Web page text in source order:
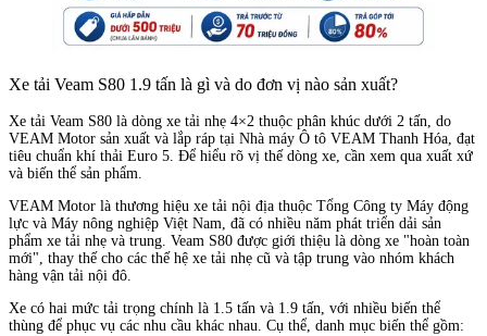
Xe tải Veam S80 1.9 tấn là gì và do đơn vị nào sản xuất?
Xe tải Veam S80 là dòng xe tải nhẹ 4×2 thuộc phân khúc dưới 2 tấn, do
VEAM Motor sản xuất và lắp ráp tại Nhà máy Ô tô VEAM Thanh Hóa, đạt
tiêu chuẩn khí thải Euro 5. Để hiểu rõ vị thế dòng xe, cần xem qua xuất xứ
và biến thể sản phẩm.
VEAM Motor là thương hiệu xe tải nội địa thuộc Tổng Công ty Máy động
lực và Máy nông nghiệp Việt Nam, đã có nhiều năm phát triển dải sản
phẩm xe tải nhẹ và trung. Veam S80 được giới thiệu là dòng xe "hoàn toàn
mới", thay thế cho các thế hệ xe tải nhẹ cũ và tập trung vào nhóm khách
hàng vận tải nội đô.
Xe có hai mức tải trọng chính là 1.5 tấn và 1.9 tấn, với nhiều biến thể
thùng để phục vụ các nhu cầu khác nhau. Cụ thể, danh mục biến thể gồm: